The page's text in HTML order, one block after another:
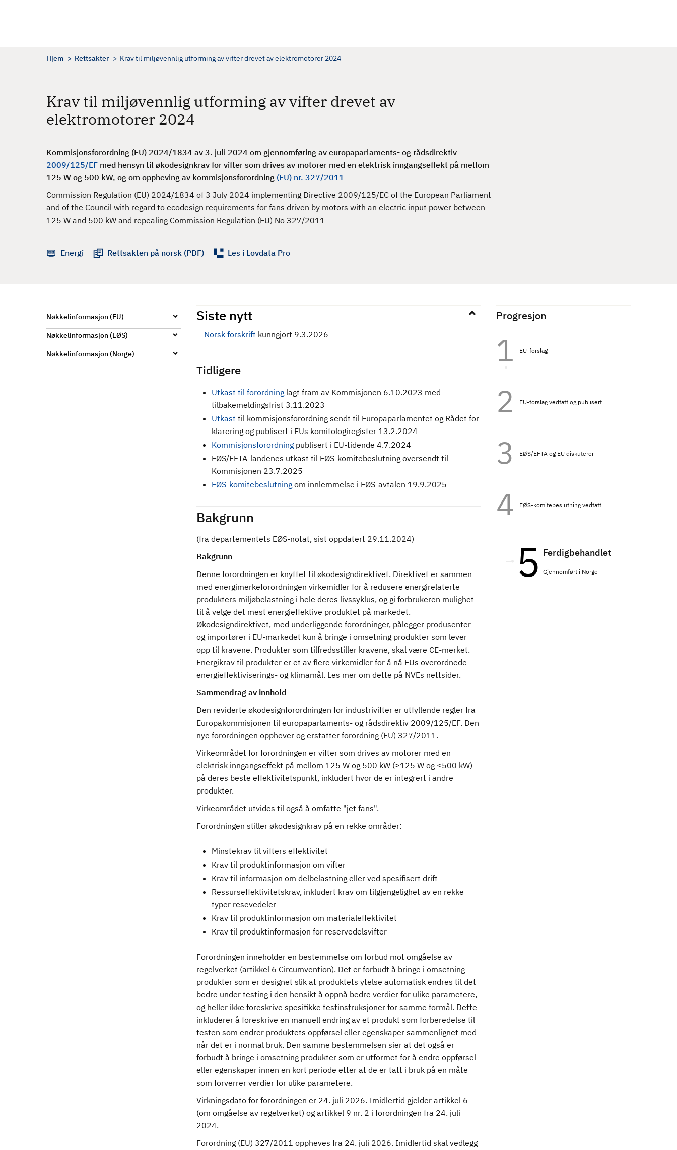
Hjem Rettsakter Krav til miljøvennlig utforming av vifter drevet av elektromotorer 2024
Krav til miljøvennlig utforming av vifter drevet av
elektromotorer 2024
Kommisjonsforordning (EU) 2024/1834 av 3. juli 2024 om gjennomføring av europaparlaments- og rådsdirektiv
2009/125/EF med hensyn til økodesignkrav for vifter som drives av motorer med en elektrisk inngangseffekt på mellom
125 W og 500 kW, og om oppheving av kommisjonsforordning (EU) nr. 327/2011
Commission Regulation (EU) 2024/1834 of 3 July 2024 implementing Directive 2009/125/EC of the European Parliament
and of the Council with regard to ecodesign requirements for fans driven by motors with an electric input power between
125 W and 500 kW and repealing Commission Regulation (EU) No 327/2011
Energi Rettsakten på norsk (PDF) Les i Lovdata Pro
Nøkkelinformasjon (EU)
Nøkkelinformasjon (EØS)
Nøkkelinformasjon (Norge)
Siste nytt
Norsk forskrift kunngjort 9.3.2026
Tidligere
Utkast til forordninglagt fram av Kommisjonen 6.10.2023 med
tilbakemeldingsfrist 3.11.2023
Utkast til kommisjonsforordning sendt til Europaparlamentet og Rådet for
klarering og publisert i EUs komitologiregister 13.2.2024
Kommisjonsforordning publisert i EU-tidende 4.7.2024
EØS/EFTA-landenes utkast til EØS-komitebeslutning oversendt til
Kommisjonen 23.7.2025
EØS-komitebeslutningom innlemmelse i EØS-avtalen 19.9.2025
Bakgrunn
(fra departementets EØS-notat, sist oppdatert 29.11.2024)
Bakgrunn
Denne forordningen er knyttet til økodesigndirektivet. Direktivet er sammen
med energimerkeforordningen virkemidler for å redusere energirelaterte
produkters miljøbelastning i hele deres livssyklus, og gi forbrukeren mulighet
til å velge det mest energieffektive produktet på markedet.
Økodesigndirektivet, med underliggende forordninger, pålegger produsenter
og importører i EU-markedet kun å bringe i omsetning produkter som lever
opp til kravene. Produkter som tilfredsstiller kravene, skal være CE-merket.
Energikrav til produkter er et av flere virkemidler for å nå EUs overordnede
energieffektiviserings- og klimamål. Les mer om dette på NVEs nettsider.
Sammendrag av innhold
Den reviderte økodesignforordningen for industrivifter er utfyllende regler fra
Europakommisjonen til europaparlaments- og rådsdirektiv 2009/125/EF. Den
nye forordningen opphever og erstatter forordning (EU) 327/2011.
Virkeområdet for forordningen er vifter som drives av motorer med en
elektrisk inngangseffekt på mellom 125 W og 500 kW (≥125 W og ≤500 kW)
på deres beste effektivitetspunkt, inkludert hvor de er integrert i andre
produkter.
Virkeområdet utvides til også å omfatte "jet fans".
Forordningen stiller økodesignkrav på en rekke områder:
Minstekrav til vifters effektivitet
Krav til produktinformasjon om vifter
Krav til informasjon om delbelastning eller ved spesifisert drift
Ressurseffektivitetskrav, inkludert krav om tilgjengelighet av en rekke
typer resevedeler
Krav til produktinformasjon om materialeffektivitet
Krav til produktinformasjon for reservedelsvifter
Forordningen inneholder en bestemmelse om forbud mot omgåelse av
regelverket (artikkel 6 Circumvention). Det er forbudt å bringe i omsetning
produkter som er designet slik at produktets ytelse automatisk endres til det
bedre under testing i den hensikt å oppnå bedre verdier for ulike parametere,
og heller ikke foreskrive spesifikke testinstruksjoner for samme formål. Dette
inkluderer å foreskrive en manuell endring av et produkt som forberedelse til
testen som endrer produktets oppførsel eller egenskaper sammenlignet med
når det er i normal bruk. Den samme bestemmelsen sier at det også er
forbudt å bringe i omsetning produkter som er utformet for å endre oppførsel
eller egenskaper innen en kort periode etter at de er tatt i bruk på en måte
som forverrer verdier for ulike parametere.
Virkningsdato for forordningen er 24. juli 2026. Imidlertid gjelder artikkel 6
(om omgåelse av regelverket) og artikkel 9 nr. 2 i forordningen fra 24. juli
2024.
Forordning (EU) 327/2011 oppheves fra 24. juli 2026. Imidlertid skal vedlegg
Progresjon
EU-forslag
EU-forslag vedtatt og publisert
EØS/EFTA og EU diskuterer
EØS-komitebeslutning vedtatt
Ferdigbehandlet
Gjennomført i Norge